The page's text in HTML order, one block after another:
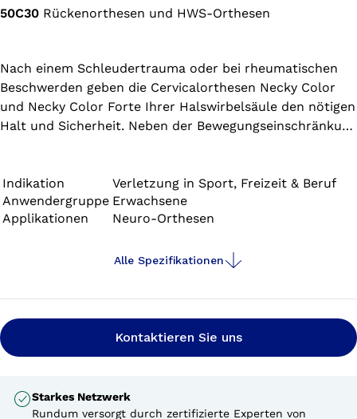
50C30 Rückenorthesen und HWS-Orthesen
Nach einem Schleudertrauma oder bei rheumatischen
Beschwerden geben die Cervicalorthesen Necky Color
und Necky Color Forte Ihrer Halswirbelsäule den nötigen
Halt und Sicherheit. Neben der Bewegungseinschränkung
Indikation
Verletzung in Sport, Freizeit & Beruf
Anwendergruppe Erwachsene
Applikationen
Neuro-Orthesen
Alle Spezifikationen
Kontaktieren Sie uns
Starkes Netzwerk
Rundum versorgt durch zertifizierte Experten von